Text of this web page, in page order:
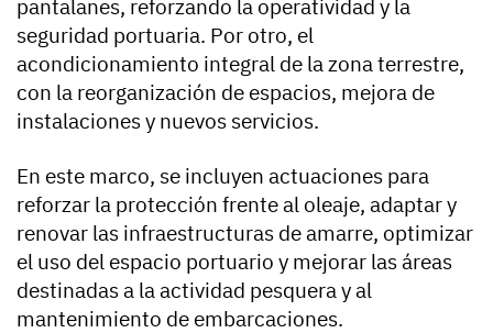
pantalanes, reforzando la operatividad y la
seguridad portuaria. Por otro, el
acondicionamiento integral de la zona terrestre,
con la reorganización de espacios, mejora de
instalaciones y nuevos servicios.
En este marco, se incluyen actuaciones para
reforzar la protección frente al oleaje, adaptar y
renovar las infraestructuras de amarre, optimizar
el uso del espacio portuario y mejorar las áreas
destinadas a la actividad pesquera y al
mantenimiento de embarcaciones.